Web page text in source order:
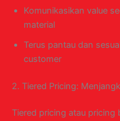
Komunikasikan value
material
Terus pantau dan
customer
2. Tiered Pricing:
Tiered pricing atau pricing